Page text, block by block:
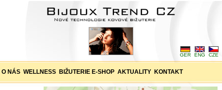
CZE
ENG
GER
O NÁS WELLNESS BIŽUTERIE E-SHOP AKTUALITY KONTAKT